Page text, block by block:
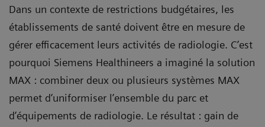
Dans un contexte de restrictions budgétaires, les
établissements de santé doivent être en mesure de
gérer efficacement leurs activités de radiologie. C’est
pourquoi Siemens Healthineers a imaginé la solution
MAX : combiner deux ou plusieurs systèmes MAX
permet d’uniformiser l’ensemble du parc et
d’équipements de radiologie. Le résultat : gain de